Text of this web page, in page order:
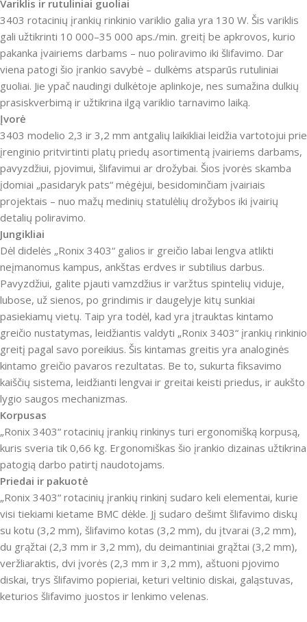
Variklis ir rutuliniai guoliai
3403 rotacinių įrankių rinkinio variklio galia yra 130 W. Šis variklis
gali užtikrinti 10 000–35 000 aps./min. greitį be apkrovos, kurio
pakanka įvairiems darbams – nuo ​​poliravimo iki šlifavimo. Dar
viena patogi šio įrankio savybė – dulkėms atsparūs rutuliniai
guoliai. Jie ypač naudingi dulkėtoje aplinkoje, nes sumažina dulkių
prasiskverbimą ir užtikrina ilgą variklio tarnavimo laiką.
Įvorė
3403 modelio 2,3 ir 3,2 mm antgalių laikikliai leidžia vartotojui prie
įrenginio pritvirtinti platų priedų asortimentą įvairiems darbams,
pavyzdžiui, pjovimui, šlifavimui ar drožybai. Šios įvorės skamba
įdomiai „pasidaryk pats“ mėgėjui, besidominčiam įvairiais
projektais – nuo ​​mažų medinių statulėlių drožybos iki įvairių
detalių poliravimo.
Jungikliai
Dėl didelės „Ronix 3403“ galios ir greičio labai lengva atlikti
neįmanomus kampus, ankštas erdves ir subtilius darbus.
Pavyzdžiui, galite pjauti vamzdžius ir varžtus spintelių viduje,
lubose, už sienos, po grindimis ir daugelyje kitų sunkiai
pasiekiamų vietų. Taip yra todėl, kad yra įtrauktas kintamo
greičio nustatymas, leidžiantis valdyti „Ronix 3403“ įrankių rinkinio
greitį pagal savo poreikius. Šis kintamas greitis yra analoginės
kintamo greičio pavaros rezultatas. Be to, sukurta fiksavimo
kaiščių sistema, leidžianti lengvai ir greitai keisti priedus, ir aukšto
lygio saugos mechanizmas.
Korpusas
„Ronix 3403“ rotacinių įrankių rinkinys turi ergonomišką korpusą,
kuris sveria tik 0,66 kg. Ergonomiškas šio įrankio dizainas užtikrina
patogią darbo patirtį naudotojams.
Priedai ir pakuotė
„Ronix 3403“ rotacinių įrankių rinkinį sudaro keli elementai, kurie
visi tiekiami kietame BMC dėkle. Jį sudaro dešimt šlifavimo diskų
su kotu (3,2 mm), šlifavimo kotas (3,2 mm), du įtvarai (3,2 mm),
du grąžtai (2,3 mm ir 3,2 mm), du deimantiniai grąžtai (3,2 mm),
veržliaraktis, dvi įvorės (2,3 mm ir 3,2 mm), aštuoni pjovimo
diskai, trys šlifavimo popieriai, keturi veltinio diskai, galąstuvas,
keturios šlifavimo juostos ir lenkimo velenas.